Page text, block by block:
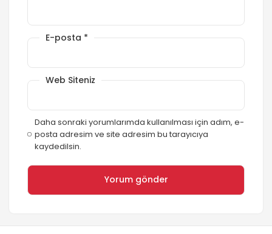
E-posta *
Web Siteniz
Daha sonraki yorumlarımda kullanılması için adım, e-
posta adresim ve site adresim bu tarayıcıya
kaydedilsin.